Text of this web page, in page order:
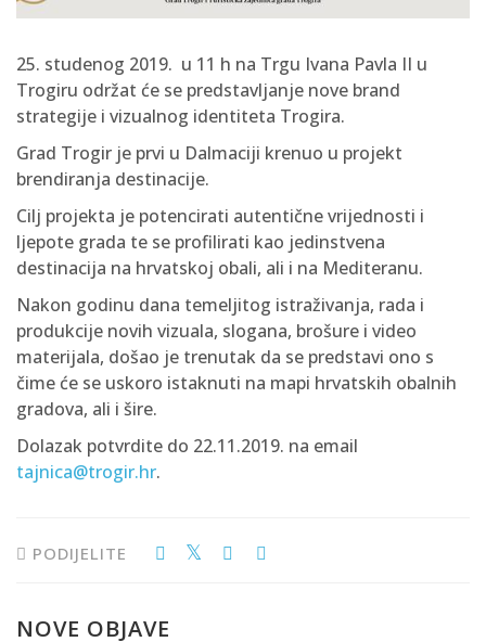
25. studenog 2019. u 11 h na Trgu Ivana Pavla II u
Trogiru održat će se predstavljanje nove brand
strategije i vizualnog identiteta Trogira.
Grad Trogir je prvi u Dalmaciji krenuo u projekt
brendiranja destinacije.
Cilj projekta je potencirati autentične vrijednosti i
ljepote grada te se profilirati kao jedinstvena
destinacija na hrvatskoj obali, ali i na Mediteranu.
Nakon godinu dana temeljitog istraživanja, rada i
produkcije novih vizuala, slogana, brošure i video
materijala, došao je trenutak da se predstavi ono s
čime će se uskoro istaknuti na mapi hrvatskih obalnih
gradova, ali i šire.
Dolazak potvrdite do 22.11.2019. na email
tajnica@trogir.hr.
PODIJELITE
NOVE OBJAVE